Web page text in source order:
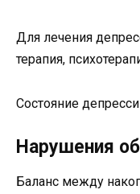
Для лечения
терапия,
Состояние
Нарушения
Баланс между